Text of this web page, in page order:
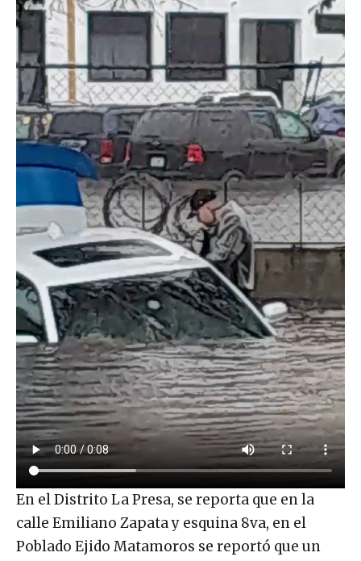
En el Distrito La Presa, se reporta que en la
calle Emiliano Zapata y esquina 8va, en el
Poblado Ejido Matamoros se reportó que un